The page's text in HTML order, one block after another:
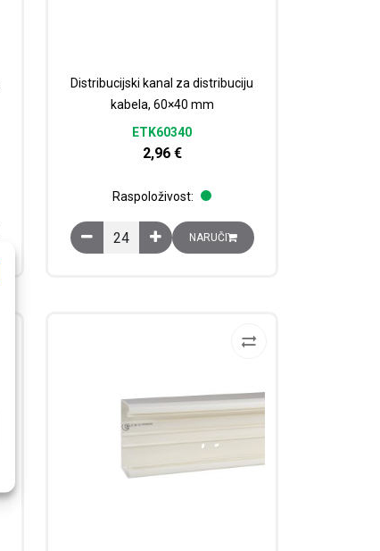
kabela, 60x25 mm količina
Distribucijski kanal za distribuciju
kabela, 60×40 mm
ETK60340
2,96 €
Raspoloživost:
Distribucijski kanal za distribuciju kabela, 60x40
NARUČI